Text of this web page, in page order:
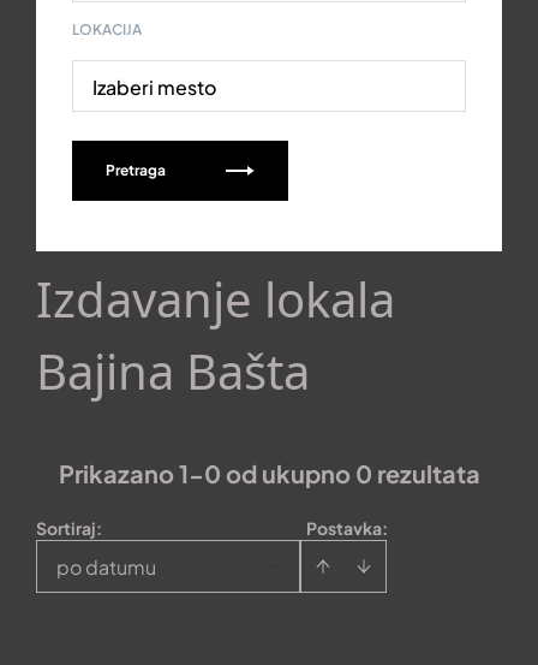
LOKACIJA
Izaberi mesto
Pretraga
Izdavanje lokala
Bajina Bašta
Prikazano 1-0 od ukupno 0 rezultata
Postavka:
Sortiraj:
po datumu